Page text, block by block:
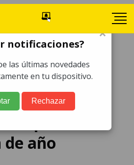
espera
de
primera
de año
×
notificaciones?
las últimas novedades
en tu dispositivo.
Rechazar